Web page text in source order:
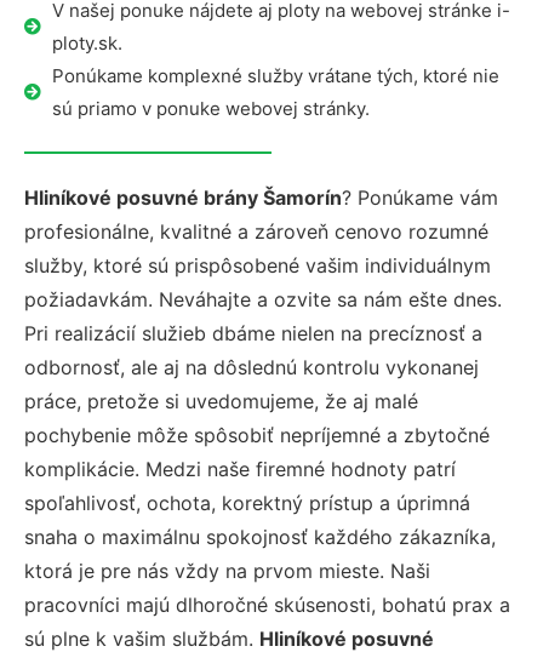
V našej ponuke nájdete aj ploty na webovej stránke i-
ploty.sk.
Ponúkame komplexné služby vrátane tých, ktoré nie
sú priamo v ponuke webovej stránky.
Hliníkové posuvné brány Šamorín? Ponúkame vám
profesionálne, kvalitné a zároveň cenovo rozumné
služby, ktoré sú prispôsobené vašim individuálnym
požiadavkám. Neváhajte a ozvite sa nám ešte dnes.
Pri realizácií služieb dbáme nielen na precíznosť a
odbornosť, ale aj na dôslednú kontrolu vykonanej
práce, pretože si uvedomujeme, že aj malé
pochybenie môže spôsobiť nepríjemné a zbytočné
komplikácie. Medzi naše firemné hodnoty patrí
spoľahlivosť, ochota, korektný prístup a úprimná
snaha o maximálnu spokojnosť každého zákazníka,
ktorá je pre nás vždy na prvom mieste. Naši
pracovníci majú dlhoročné skúsenosti, bohatú prax a
sú plne k vašim službám. Hliníkové posuvné